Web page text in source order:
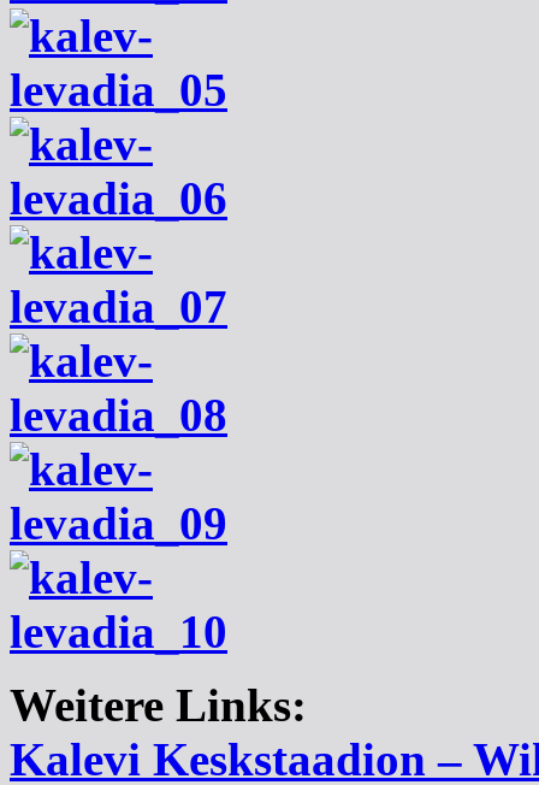
Weitere Links:
Kalevi Keskstaadion –